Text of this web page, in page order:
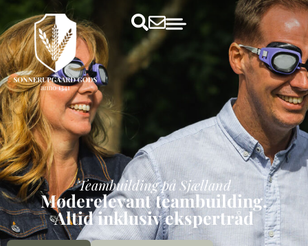
Teambuilding på Sjælland
Møderelevant teambuilding.
Altid inklusiv ekspertråd